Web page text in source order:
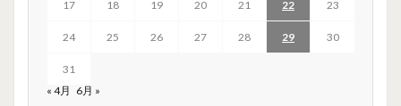
17 18 19 20 21 22 23
24 25 26 27 28 29 30
31
« 4月 6月 »